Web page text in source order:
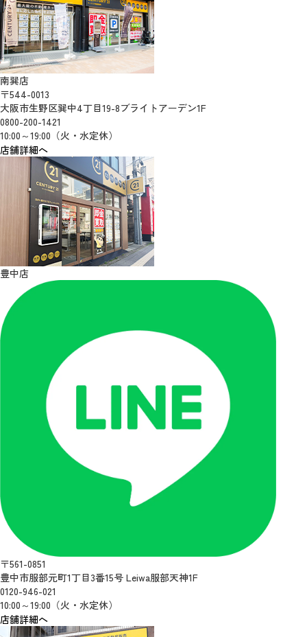
南巽店
〒544-0013
大阪市生野区巽中4丁目19-8ブライトアーデン1F
0800-200-1421
10:00～19:00（火・水定休）
店舗詳細へ
豊中店
〒561-0851
豊中市服部元町1丁目3番15号 Leiwa服部天神1F
0120-946-021
10:00～19:00（火・水定休）
店舗詳細へ